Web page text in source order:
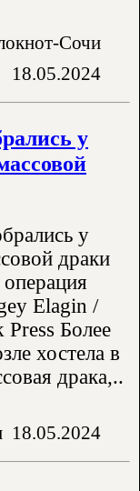
Сочи
18.05.2024
у
у
драки
Elagin /
Более
хостела в
драка,..
18.05.2024